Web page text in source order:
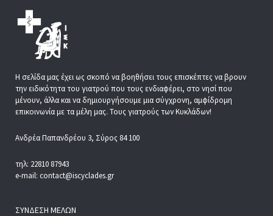
Η σελίδα μας έχει ως σκοπό να βοηθήσει τους επισκέπτες να βρουν
την ειδικότητα του γιατρού που τους ενδιαφέρει, στο νησί που
μένουν, άλλα και να δημιουργήσουμε μια σύγχρονη, αμφίδρομη
επικοινωνία με τα μέλη μας. Τους γιατρούς των Κυκλάδων!
Ανδρέα Παπανδρέου 3, Σύρος 84 100
τηλ: 22810 87943
e-mail: contact@iscyclades.gr
ΣΎΝΔΕΣΗ ΜΕΛΏΝ